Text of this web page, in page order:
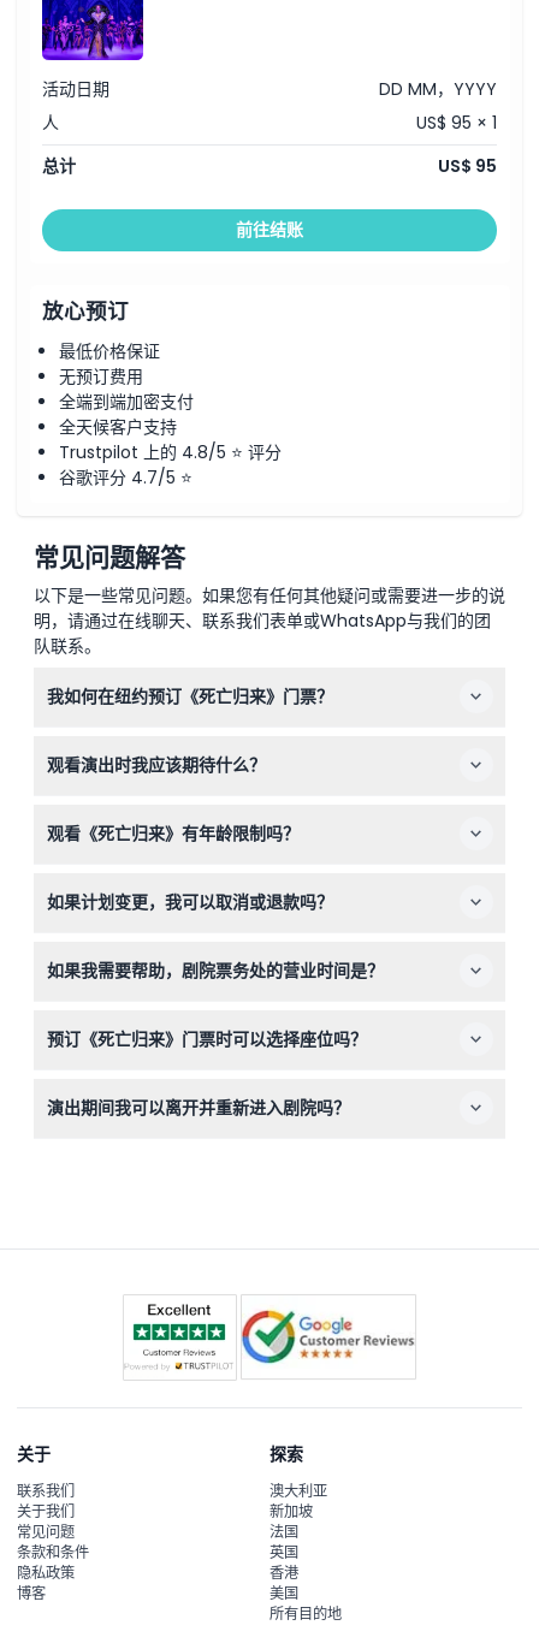
活动日期
DD MM，YYYY
人
US$ 95 × 1
总计
US$ 95
前往结账
放心预订
最低价格保证
无预订费用
全端到端加密支付
全天候客户支持
Trustpilot 上的 4.8/5 ⭐ 评分
谷歌评分 4.7/5 ⭐
常见问题解答
以下是一些常见问题。如果您有任何其他疑问或需要进一步的说
明，请通过在线聊天、联系我们表单或WhatsApp与我们的团
队联系。
我如何在纽约预订《死亡归来》门票？
择您偏好的日期和场次，查看有无余票并完成预订。
观看演出时我应该期待什么？
需选座，座位将被分配并标注在您的凭证上，您可以欣赏精
观看《死亡归来》有年龄限制吗？
年龄大小，均需持票入场。5岁以下儿童不允许入场。
如果计划变更，我可以取消或退款吗？
必须在预订的日期和时间使用。
如果我需要帮助，剧院票务处的营业时间是？
午12点至晚上6点（可能会有变动——请在预订时确认）。
预订《死亡归来》门票时可以选择座位吗？
一起预订有助于保证大家坐在一起。
演出期间我可以离开并重新进入剧院吗？
关于
联系我们
关于我们
常见问题
条款和条件
隐私政策
博客
探索
澳大利亚
新加坡
法国
英国
香港
美国
所有目的地